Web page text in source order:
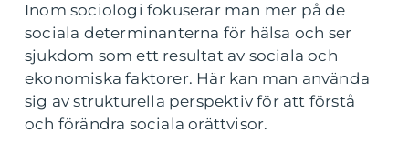
Inom sociologi fokuserar man mer på de
sociala determinanterna för hälsa och ser
sjukdom som ett resultat av sociala och
ekonomiska faktorer. Här kan man använda
sig av strukturella perspektiv för att förstå
och förändra sociala orättvisor.